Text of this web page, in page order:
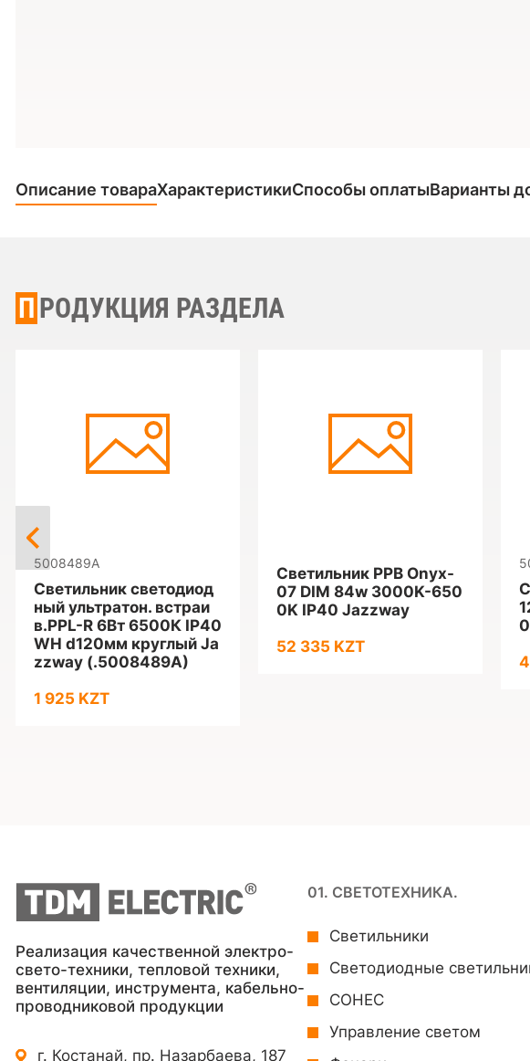
Описание товараХарактеристикиСпособы оплатыВарианты
ПРОДУКЦИЯ РАЗДЕЛА
5008489A
Светильник светодиод
ный ультратон. встраи
в.PPL-R 6Вт 6500К IP40
WH d120мм круглый Ja
zzway (.5008489A)
1 925 KZT
Светильник PPB Onyx-
07 DIM 84w 3000K-650
0K IP40 Jazzway
52 335 KZT
Реализация качественной электро-
свето-техники, тепловой техники,
вентиляции, инструмента, кабельно-
проводниковой продукции
г. Костанай, пр. Назарбаева, 187
01. СВЕТОТЕХНИКА.
Светильники
Светодиодные
СОНЕС
Управление светом